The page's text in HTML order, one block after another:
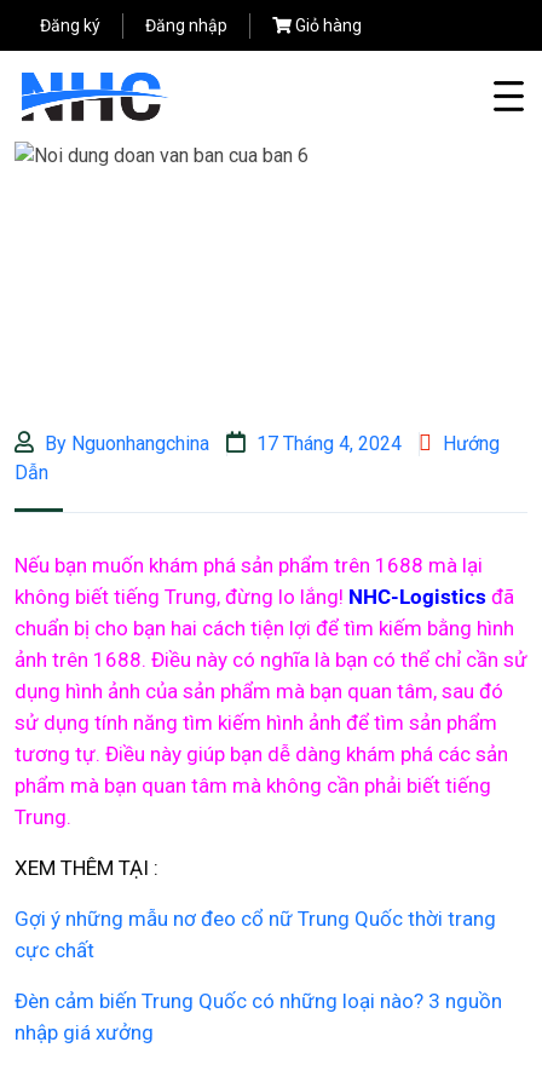
Đăng ký Đăng nhập Giỏ hàng
By Nguonhangchina 17 Tháng 4, 2024
Hướng
Dẫn
Nếu bạn muốn khám phá sản phẩm trên 1688 mà lại
không biết tiếng Trung, đừng lo lắng! NHC-Logistics đã
chuẩn bị cho bạn hai cách tiện lợi để tìm kiếm bằng hình
ảnh trên 1688. Điều này có nghĩa là bạn có thể chỉ cần sử
dụng hình ảnh của sản phẩm mà bạn quan tâm, sau đó
sử dụng tính năng tìm kiếm hình ảnh để tìm sản phẩm
tương tự. Điều này giúp bạn dễ dàng khám phá các sản
phẩm mà bạn quan tâm mà không cần phải biết tiếng
Trung.
XEM THÊM TẠI :
Gợi ý những mẫu nơ đeo cổ nữ Trung Quốc thời trang
cực chất
Đèn cảm biến Trung Quốc có những loại nào? 3 nguồn
nhập giá xưởng